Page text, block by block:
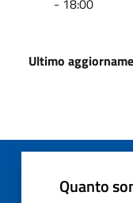
Ultimo
Quanto